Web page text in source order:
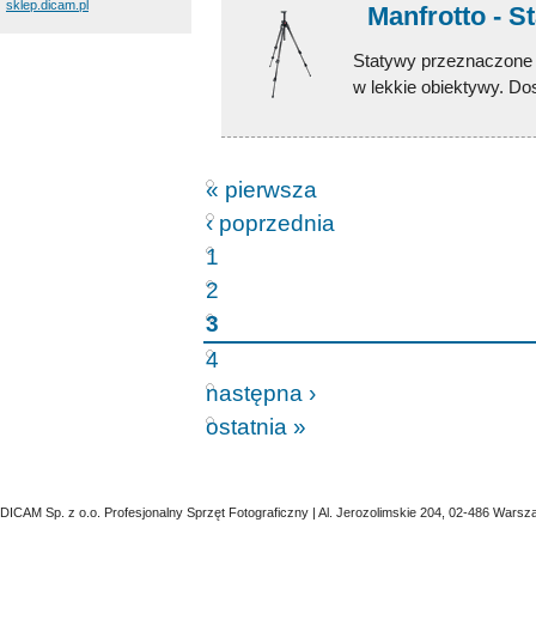
sklep.dicam.pl
Manfrotto -
Statywy
w lekkie obiektywy.
« pierwsza
‹ poprzednia
1
2
3
4
następna ›
ostatnia »
DICAM Sp. z o.o. Profesjonalny Sprzęt Fotograficzny | Al. Jerozolimskie 204, 02-486